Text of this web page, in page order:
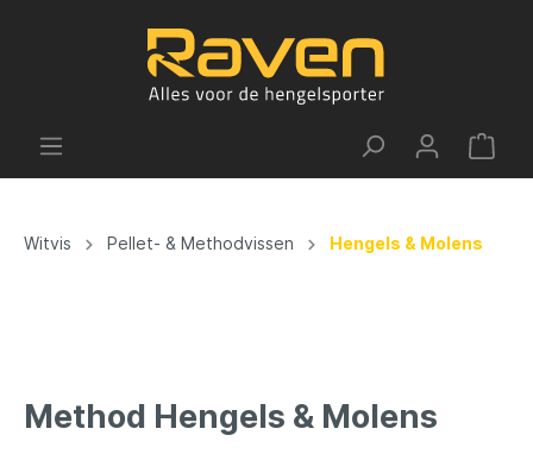
Witvis Pellet- & Methodvissen Hengels & Molens
Method Hengels & Molens